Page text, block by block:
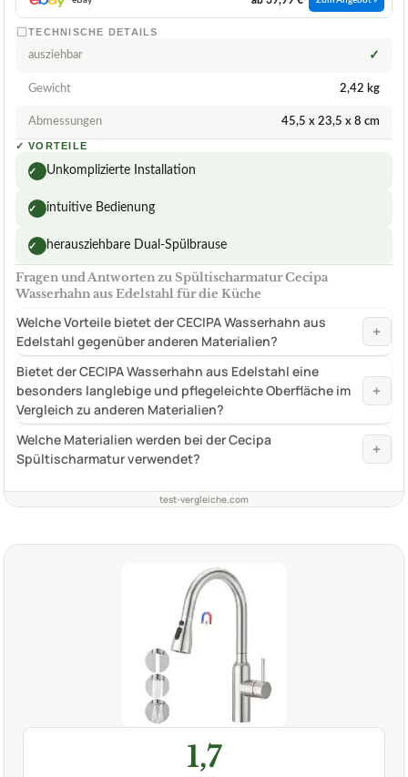
TECHNISCHE DETAILS
ausziehbar ✓
Gewicht 2,42 kg
Abmessungen 45,5 x 23,5 x 8 cm
✓ VORTEILE
✓ Unkomplizierte Installation
✓ intuitive Bedienung
✓ herausziehbare Dual-Spülbrause
Fragen und Antworten zu Spültischarmatur Cecipa
Wasserhahn aus Edelstahl für die Küche
Welche Vorteile bietet der CECIPA Wasserhahn aus
Edelstahl gegenüber anderen Materialien?
+
Bietet der CECIPA Wasserhahn aus Edelstahl eine
besonders langlebige und pflegeleichte Oberfläche im
Vergleich zu anderen Materialien?
+
Welche Materialien werden bei der Cecipa
Spültischarmatur verwendet?
+
test-vergleiche.com
1,7